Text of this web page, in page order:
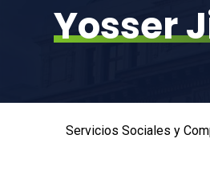
Yosser
Servicios Sociales y